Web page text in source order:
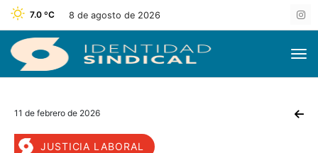
7.0 ºC 8 de agosto de 2026
11 de febrero de 2026
JUSTICIA LABORAL